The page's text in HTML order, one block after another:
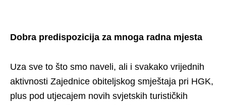
Dobra predispozicija za mnoga radna mjesta
Uza sve to što smo naveli, ali i svakako vrijednih
aktivnosti Zajednice obiteljskog smještaja pri HGK,
plus pod utjecajem novih svjetskih turističkih